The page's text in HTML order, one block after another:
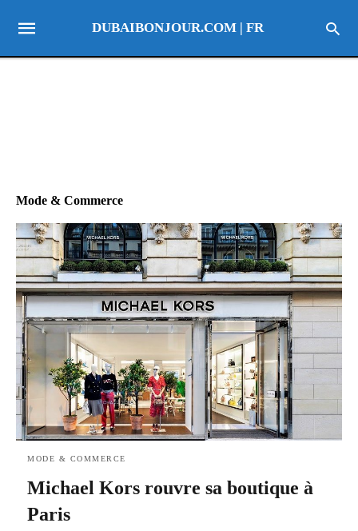
DUBAIBONJOUR.COM | FR
Mode & Commerce
MODE & COMMERCE
Michael Kors rouvre sa boutique à
Paris